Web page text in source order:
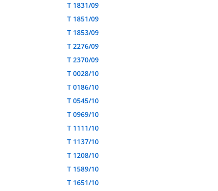
T 1831/09
T 1851/09
T 1853/09
T 2276/09
T 2370/09
T 0028/10
T 0186/10
T 0545/10
T 0969/10
T 1111/10
T 1137/10
T 1208/10
T 1589/10
T 1651/10